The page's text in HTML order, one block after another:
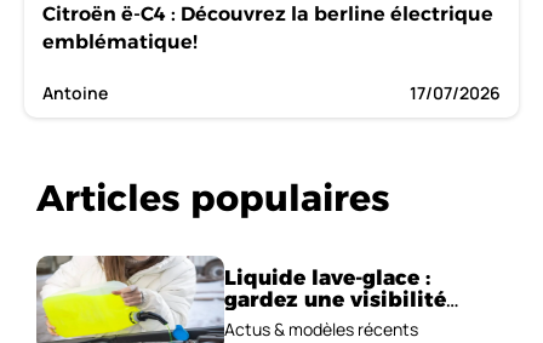
Citroën ë-C4 : Découvrez la berline électrique
emblématique!
Antoine 17/07/2026
Articles populaires
Liquide lave-glace :
gardez une visibilité
parfaite en voiture
Actus & modèles récents